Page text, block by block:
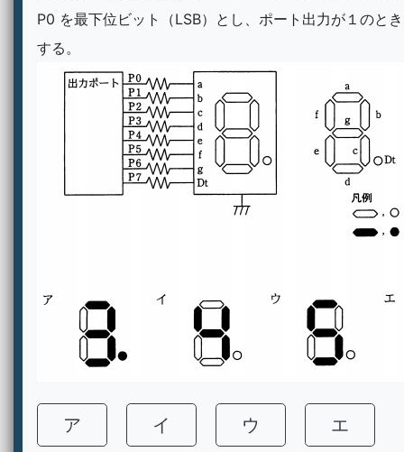
P0 を最下位ビット（LSB）とし、ポート出力が１のと
する。
ア イ ウ エ